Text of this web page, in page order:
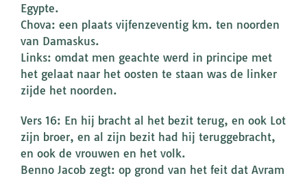
Egypte.
Chova: een plaats vijfenzeventig km. ten noorden
van Damaskus.
Links: omdat men geachte werd in principe met
het gelaat naar het oosten te staan was de linker
zijde het noorden.
Vers 16: En hij bracht al het bezit terug, en ook Lot
zijn broer, en al zijn bezit had hij teruggebracht,
en ook de vrouwen en het volk.
Benno Jacob zegt: op grond van het feit dat Avram